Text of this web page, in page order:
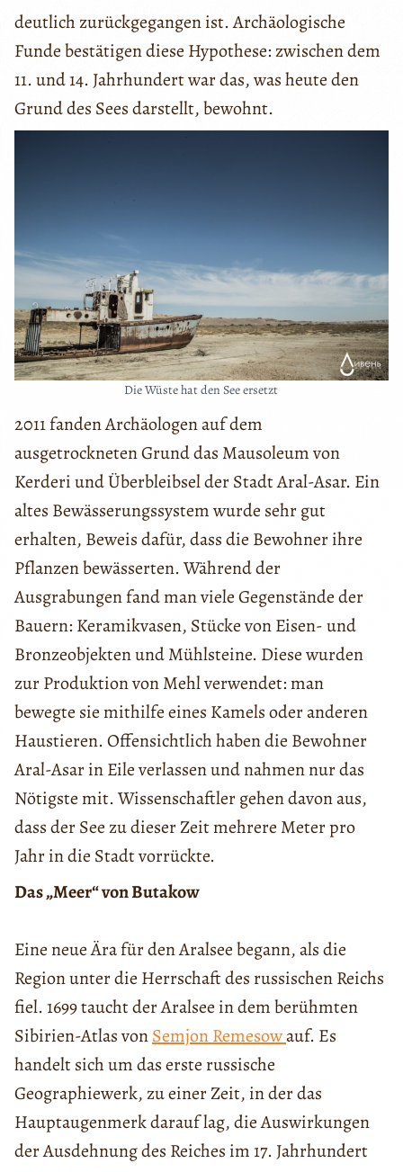
deutlich zurückgegangen ist. Archäologische
Funde bestätigen diese Hypothese: zwischen dem
11. und 14. Jahrhundert war das, was heute den
Grund des Sees darstellt, bewohnt.
Die Wüste hat den See ersetzt
2011 fanden Archäologen auf dem
ausgetrockneten Grund das Mausoleum von
Kerderi und Überbleibsel der Stadt Aral-Asar. Ein
altes Bewässerungssystem wurde sehr gut
erhalten, Beweis dafür, dass die Bewohner ihre
Pflanzen bewässerten. Während der
Ausgrabungen fand man viele Gegenstände der
Bauern: Keramikvasen, Stücke von Eisen- und
Bronzeobjekten und Mühlsteine. Diese wurden
zur Produktion von Mehl verwendet: man
bewegte sie mithilfe eines Kamels oder anderen
Haustieren. Offensichtlich haben die Bewohner
Aral-Asar in Eile verlassen und nahmen nur das
Nötigste mit. Wissenschaftler gehen davon aus,
dass der See zu dieser Zeit mehrere Meter pro
Jahr in die Stadt vorrückte.
Das „Meer“ von Butakow
Eine neue Ära für den Aralsee begann, als die
Region unter die Herrschaft des russischen Reichs
fiel. 1699 taucht der Aralsee in dem berühmten
Sibirien-Atlas vonSemjon Remesowauf. Es
handelt sich um das erste russische
Geographiewerk, zu einer Zeit, in der das
Hauptaugenmerk darauf lag, die Auswirkungen
der Ausdehnung des Reiches im 17. Jahrhundert